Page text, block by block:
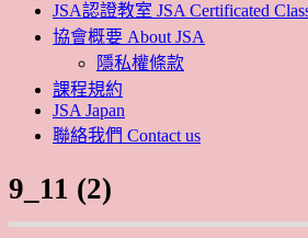
JSA認證教室 JSA Certificated
協會概要 About JSA
隱私權條款
課程規約
JSA Japan
聯絡我們 Contact us
9_11 (2)